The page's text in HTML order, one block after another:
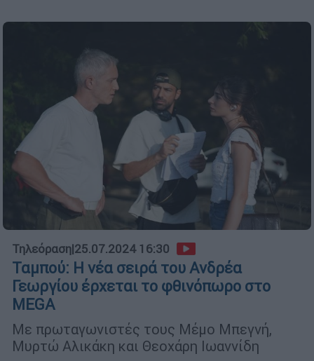
Τηλεόραση|25.07.2024 16:30
Ταμπού: Η νέα σειρά του Ανδρέα
Γεωργίου έρχεται το φθινόπωρο στο
MEGA
Με πρωταγωνιστές τους Μέμο Μπεγνή,
Μυρτώ Αλικάκη και Θεοχάρη Ιωαννίδη